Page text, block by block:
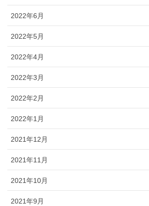
2022年6月
2022年5月
2022年4月
2022年3月
2022年2月
2022年1月
2021年12月
2021年11月
2021年10月
2021年9月